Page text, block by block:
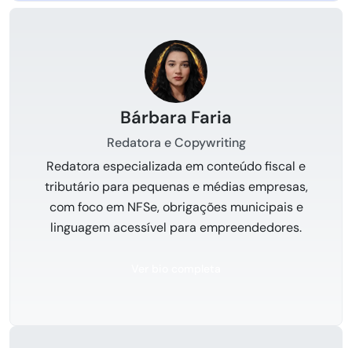
Bárbara Faria
Redatora e Copywriting
Redatora especializada em conteúdo fiscal e
tributário para pequenas e médias empresas,
com foco em NFSe, obrigações municipais e
linguagem acessível para empreendedores.